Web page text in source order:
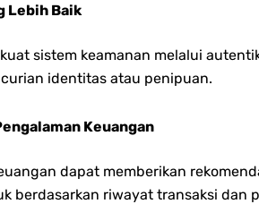
Lebih Baik
sistem keamanan melalui
identitas atau penipuan.
Keuangan
dapat memberikan
berdasarkan riwayat transaksi dan